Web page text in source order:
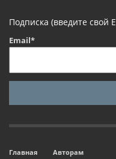
Подписка (введите свой
Email*
Главная
Авторам